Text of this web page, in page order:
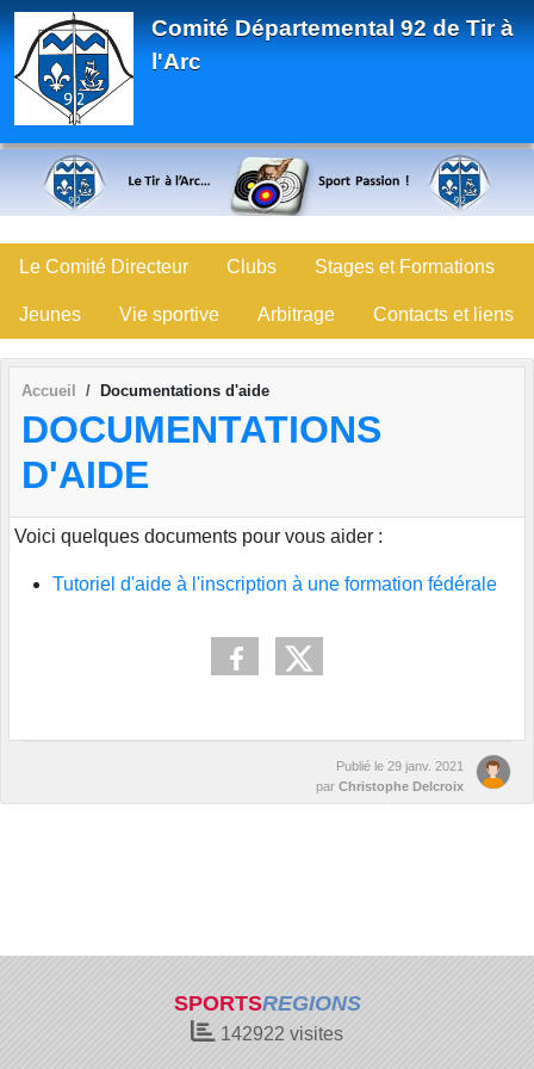
Comité Départemental 92 de Tir à
l'Arc
Le Comité Directeur Clubs Stages et Formations
Jeunes Vie sportive Arbitrage Contacts et liens
Accueil Documentations d'aide
DOCUMENTATIONS
D'AIDE
Voici quelques documents pour vous aider :
Tutoriel d'aide à l'inscription à une formation fédérale
Publié le 29 janv. 2021
par Christophe Delcroix
SPORTSREGIONS
142922 visites
Panneau de gestion des cookies